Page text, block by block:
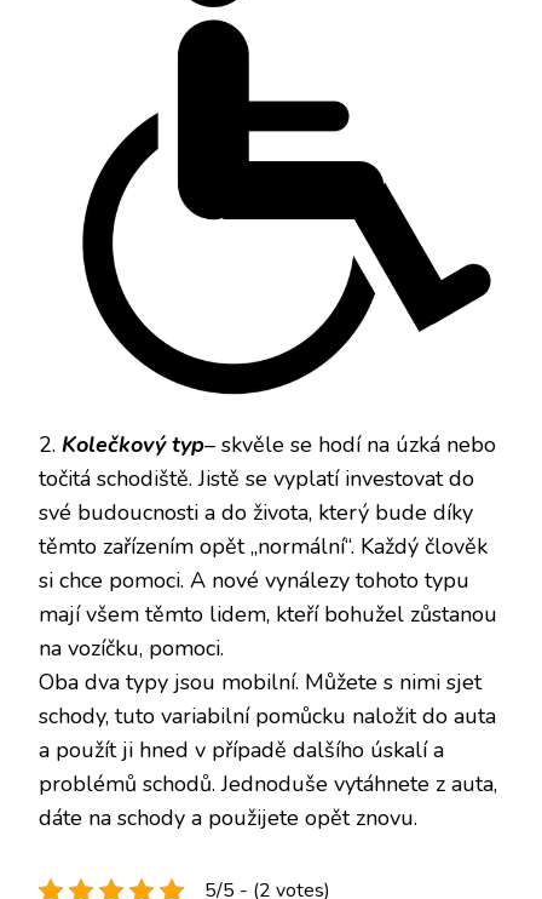
2. Kolečkový typ– skvěle se hodí na úzká nebo
točitá schodiště. Jistě se vyplatí investovat do
své budoucnosti a do života, který bude díky
těmto zařízením opět „normální“. Každý člověk
si chce pomoci. A nové vynálezy tohoto typu
mají všem těmto lidem, kteří bohužel zůstanou
na vozíčku, pomoci.
Oba dva typy jsou mobilní. Můžete s nimi sjet
schody, tuto variabilní pomůcku naložit do auta
a použít ji hned v případě dalšího úskalí a
problémů schodů. Jednoduše vytáhnete z auta,
dáte na schody a použijete opět znovu.
5/5 - (2 votes)